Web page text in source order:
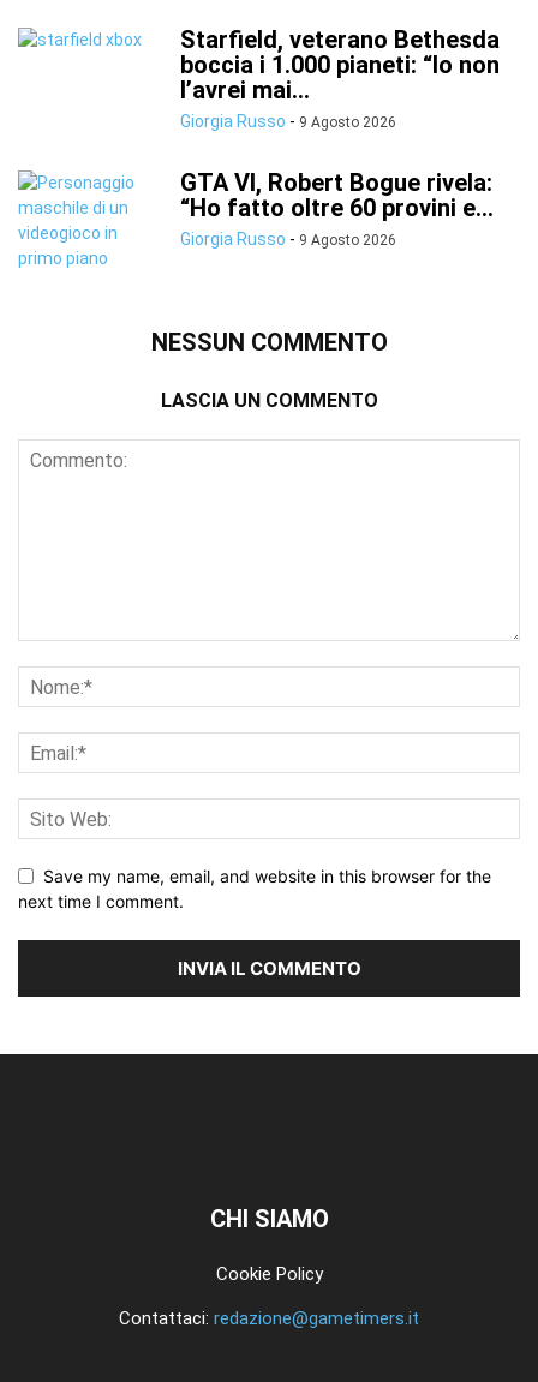
Starfield, veterano Bethesda
boccia i 1.000 pianeti: “Io non
l’avrei mai...
Giorgia Russo - 9 Agosto 2026
GTA VI, Robert Bogue rivela:
“Ho fatto oltre 60 provini e...
Giorgia Russo - 9 Agosto 2026
NESSUN COMMENTO
LASCIA UN COMMENTO
Save my name, email, and website in this browser for the
next time I comment.
CHI SIAMO
Cookie Policy
Contattaci: redazione@gametimers.it